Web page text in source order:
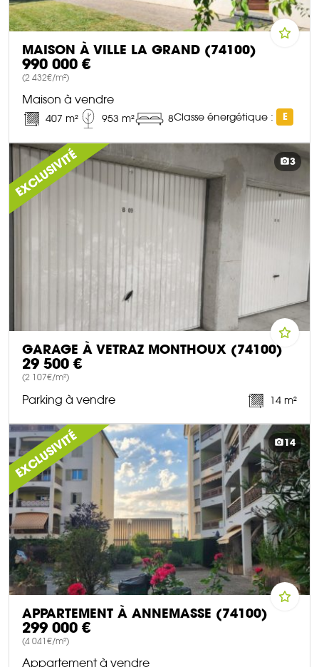
MAISON À VILLE LA GRAND (74100)
990 000 €
(2 432€/m²)
Maison à vendre
407 m² 953 m² 8Classe énergétique : E
DÉCOUVRIR CE BIEN
EXCLUSIVITÉ 3
GARAGE À VETRAZ MONTHOUX (74100)
29 500 €
(2 107€/m²)
Parking à vendre 14 m²
DÉCOUVRIR CE BIEN
EXCLUSIVITÉ 14
APPARTEMENT À ANNEMASSE (74100)
299 000 €
(4 041€/m²)
Appartement à vendre